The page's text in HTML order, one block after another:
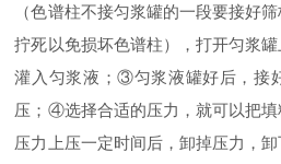
（色谱柱不接匀浆罐的一段要接好
拧死以免损坏色谱柱），打开匀浆
灌入匀浆液；③匀浆液罐好后，接
压；④选择合适的压力，就可以把
压力上压一定时间后，卸掉压力，